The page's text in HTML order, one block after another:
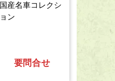
国産名車コレクシ
ョン
要問合せ